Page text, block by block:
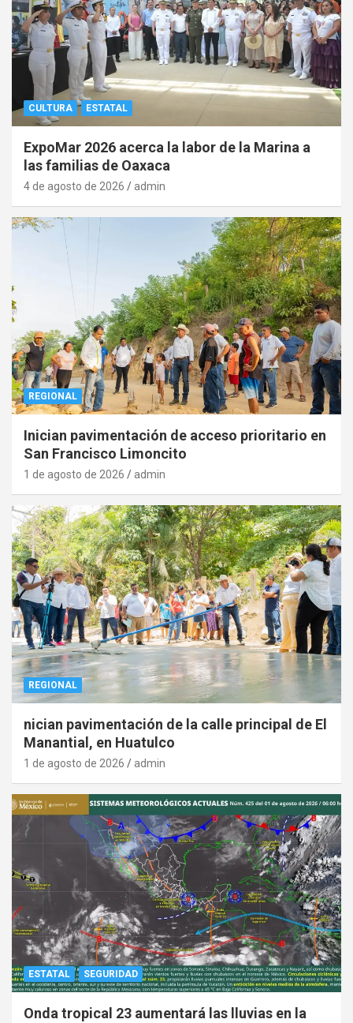
CULTURA ESTATAL
ExpoMar 2026 acerca la labor de la Marina a
las familias de Oaxaca
4 de agosto de 2026 admin
REGIONAL
Inician pavimentación de acceso prioritario en
San Francisco Limoncito
1 de agosto de 2026 admin
REGIONAL
nician pavimentación de la calle principal de El
Manantial, en Huatulco
1 de agosto de 2026 admin
ESTATAL SEGURIDAD
Onda tropical 23 aumentará las lluvias en la